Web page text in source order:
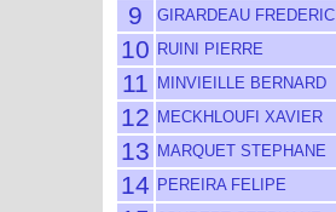
9 GIRARDEAU FREDERIC
10 RUINI PIERRE
11 MINVIEILLE BERNARD
12 MECKHLOUFI XAVIER
13 MARQUET STEPHANE
14 PEREIRA FELIPE